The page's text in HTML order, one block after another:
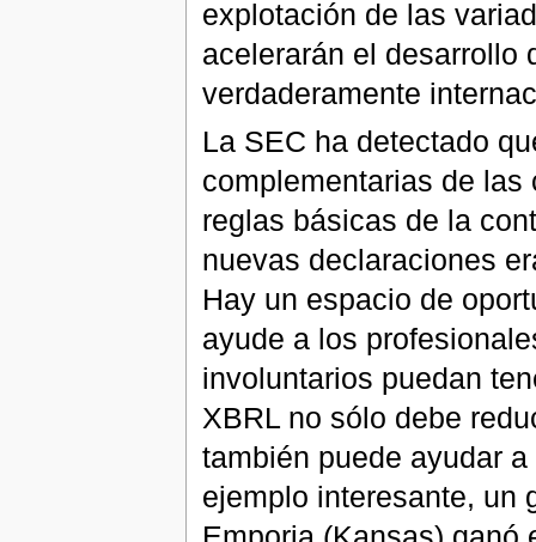
explotación de las
acelerarán el desarrollo
verdaderamente
La SEC ha detectado
complementarias de
reglas básicas de la
nuevas declaraciones
Hay un espacio de
ayude a los
involuntarios puedan
XBRL no sólo debe
también puede ayudar
ejemplo interesante, un